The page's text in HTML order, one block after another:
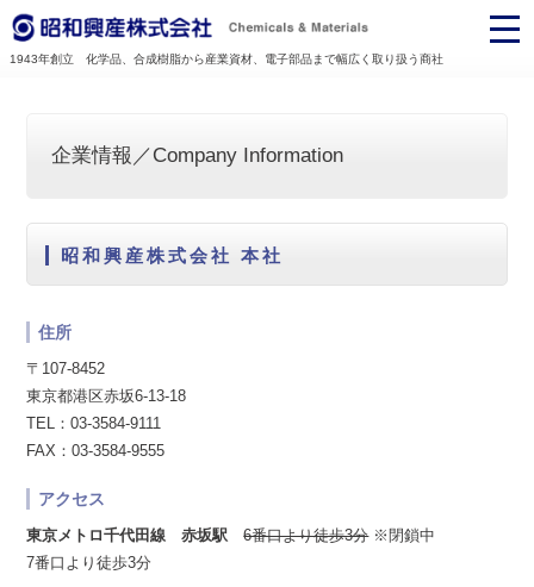
1943年創立 化学品、合成樹脂から産業資材、電子部品まで幅広く取り扱う商社
企業情報／Company Information
昭和興産株式会社 本社
住所
〒107-8452
東京都港区赤坂6-13-18
TEL：03-3584-9111
FAX：03-3584-9555
アクセス
東京メトロ千代田線 赤坂駅 6番口より徒歩3分※閉鎖中
7番口より徒歩3分